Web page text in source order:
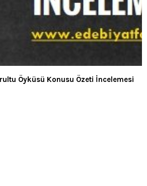
Öyküsü Konusu Özeti İncelemesi